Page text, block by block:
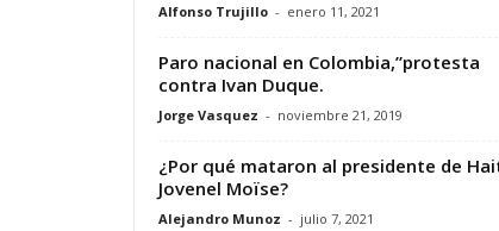
Alfonso Trujillo - enero 11, 2021
Paro nacional en Colombia,”protesta
contra Ivan Duque.
Jorge Vasquez - noviembre 21, 2019
¿Por qué mataron al presidente de
Jovenel Moïse?
Alejandro Munoz - julio 7, 2021